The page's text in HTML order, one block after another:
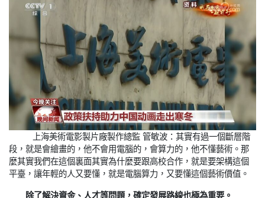
上海美術電影製片廠製作總監 管敏波：其實有過一個斷層階
段，就是會繪畫的，他不會用電腦的，會算力的，他不懂藝術。那
麼其實我們在這個裏面其實為什麼要跟高校合作，就是要架構這個
平臺，讓年輕的人又要懂，就是電腦算力，又要懂這個藝術價值。
除了解決資金、人才等問題，確定發展路線也極為重要。